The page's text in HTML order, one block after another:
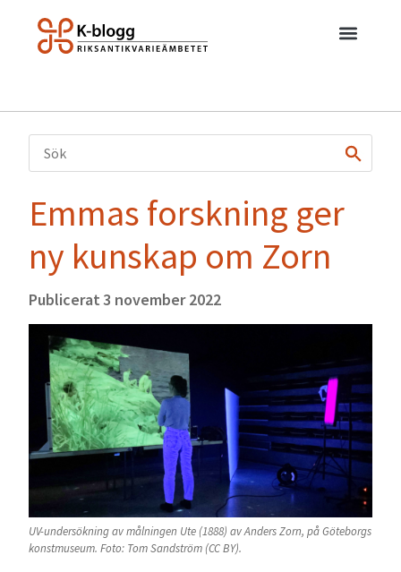
Emmas forskning ger
ny kunskap om Zorn
Publicerat3 november 2022
UV-undersökning av målningen Ute (1888) av Anders Zorn, på Göteborgs
konstmuseum. Foto: Tom Sandström (CC BY).